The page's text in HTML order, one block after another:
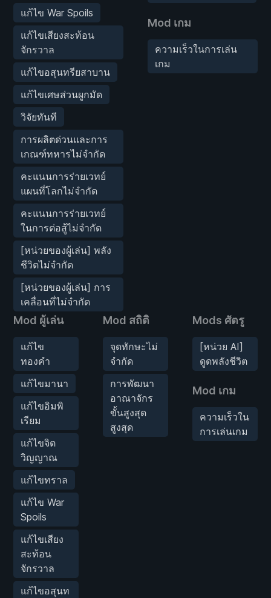
แก้ไข War Spoils
แก้ไขเสียงสะท้อน
จักรวาล
แก้ไขอสุนทรียสาบาน
แก้ไขเศษส่วนผูกมัด
วิจัยทันที
การผลิตด่วนและการ
เกณฑ์ทหารไม่จำกัด
คะแนนการร่ายเวทย์
แผนที่โลกไม่จำกัด
คะแนนการร่ายเวทย์
ในการต่อสู้ไม่จำกัด
[หน่วยของผู้เล่น] พลัง
ชีวิตไม่จำกัด
[หน่วยของผู้เล่น] การ
เคลื่อนที่ไม่จำกัด
Mod เกม
ความเร็วในการเล่น
เกม
Mod ผู้เล่น
แก้ไข
ทองคำ
แก้ไขมานา
แก้ไขอิมพิ
เรียม
แก้ไขจิต
วิญญาณ
แก้ไขทราล
แก้ไข War
Spoils
แก้ไขเสียง
สะท้อน
จักรวาล
แก้ไขอสุนท
Mod สถิติ
จุดทักษะไม่
จำกัด
การพัฒนา
อาณาจักร
ขั้นสูงสุด
สูงสุด
Mods ศัตรู
[หน่วย AI]
ดูดพลังชีวิต
Mod เกม
ความเร็วใน
การเล่นเกม